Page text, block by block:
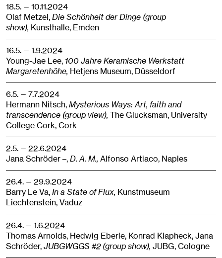
18.5. — 10.11.2024
Olaf Metzel,Die Schönheit der Dinge (group
show), Kunsthalle, Emden
16.5. — 1.9.2024
Young-Jae Lee, 100 Jahre Keramische Werkstatt
Margaretenhöhe, Hetjens Museum, Düsseldorf
6.5. — 7.7.2024
Hermann Nitsch,Mysterious Ways: Art, faith and
transcendence (group view), The Glucksman, University
College Cork,Cork
2.5. — 22.6.2024
Jana Schröder –,D. A. M., Alfonso Artiaco, Naples
26.4. — 29.9.2024
Barry Le Va,In a State of Flux, Kunstmuseum
Liechtenstein,Vaduz
26.4. — 1.6.2024
Thomas Arnolds, Hedwig Eberle, Konrad Klapheck, Jana
Schröder,JUBGWGGS #2 (group show), JUBG,Cologne